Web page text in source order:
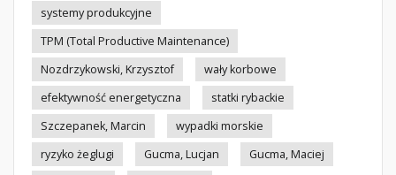
systemy produkcyjne
TPM (Total Productive Maintenance)
Nozdrzykowski, Krzysztof
wały korbowe
efektywność energetyczna
statki rybackie
Szczepanek, Marcin
wypadki morskie
ryzyko żeglugi
Gucma, Lucjan
Gucma, Maciej